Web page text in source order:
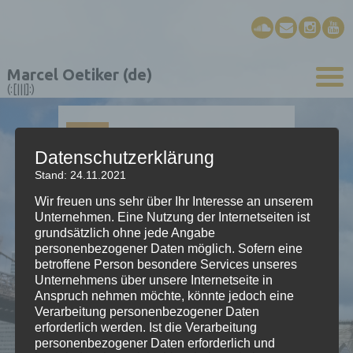
Marcel Oetiker (de)
(:[|||]:)
Bald knallz
Ländler für Schwyzerörgeli
Audio-
Player
00:00 00:00
2008; «Alprausch II»
Datenschutzerklärung
Stand: 24.11.2021
Wir freuen uns sehr über Ihr Interesse an unserem
Unternehmen. Eine Nutzung der Internetseiten ist
grundsätzlich ohne jede Angabe
personenbezogener Daten möglich. Sofern eine
betroffene Person besondere Services unseres
Unternehmens über unsere Internetseite in
Anspruch nehmen möchte, könnte jedoch eine
Verarbeitung personenbezogener Daten
erforderlich werden. Ist die Verarbeitung
personenbezogener Daten erforderlich und